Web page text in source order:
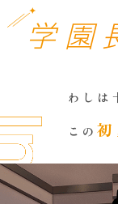
学園
わしは
この